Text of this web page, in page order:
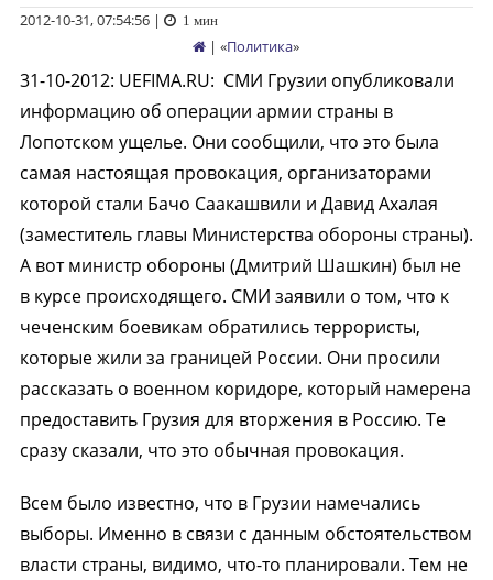
2012-10-31, 07:54:56| 1 мин
| «Политика»
31-10-2012: UEFIMA.RU: СМИ Грузии опубликовали
информацию об операции армии страны в
Лопотском ущелье. Они сообщили, что это была
самая настоящая провокация, организаторами
которой стали Бачо Саакашвили и Давид Ахалая
(заместитель главы Министерства обороны страны).
А вот министр обороны (Дмитрий Шашкин) был не
в курсе происходящего. СМИ заявили о том, что к
чеченским боевикам обратились террористы,
которые жили за границей России. Они просили
рассказать о военном коридоре, который намерена
предоставить Грузия для вторжения в Россию. Те
сразу сказали, что это обычная провокация.
Всем было известно, что в Грузии намечались
выборы. Именно в связи с данным обстоятельством
власти страны, видимо, что-то планировали. Тем не